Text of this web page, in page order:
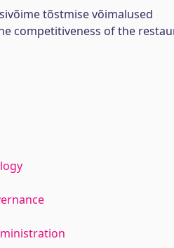
tõstmise võimalused
competitiveness of the